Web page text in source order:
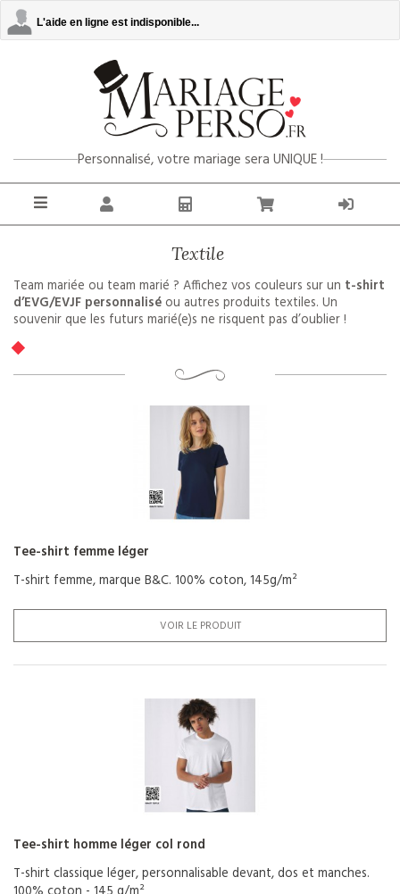
L'aide en ligne est indisponible...
Personnalisé, votre mariage sera UNIQUE !
Textile
Team mariée ou team marié ? Affichez vos couleurs sur un t-shirt
d’EVG/EVJF personnalisé ou autres produits textiles. Un
souvenir que les futurs marié(e)s ne risquent pas d’oublier !
Tee-shirt femme léger
T-shirt femme, marque B&C. 100% coton, 145g/m²
VOIR LE PRODUIT
Tee-shirt homme léger col rond
T-shirt classique léger, personnalisable devant, dos et manches.